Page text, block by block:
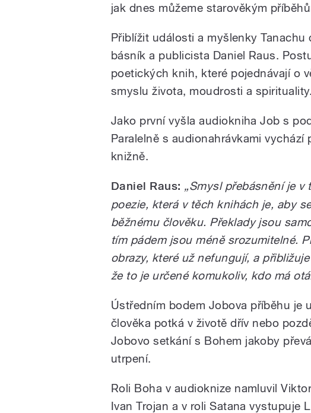
jak dnes můžeme starověkým
Přiblížit události a myšlenky
básník a publicista Daniel Raus.
poetických knih, které pojednávají o
smyslu života, moudrosti a spirituality.
Jako první vyšla audiokniha Job s
Paralelně s audionahrávkami
knižně.
Daniel Raus: „Smysl přebásnění je v
poezie, která v těch knihách je, aby
běžnému člověku. Překlady jsou
tím pádem jsou méně srozumitelné.
obrazy, které už nefungují, a
že to je určené komukoliv, kdo má
Ústředním bodem Jobova příběhu je
člověka potká v životě dřív nebo
Jobovo setkání s Bohem jakoby
utrpení.
Roli Boha v audioknize namluvil
Ivan Trojan a v roli Satana vystupuje